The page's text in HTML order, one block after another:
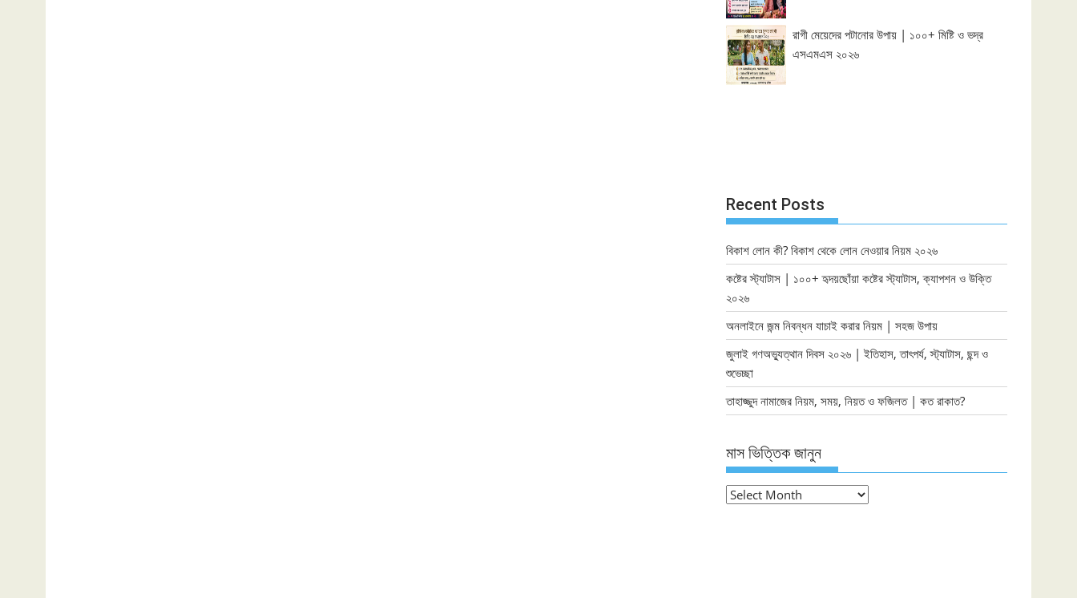
রাগী মেয়েদের পটানোর উপায় | ১০০+ মিষ্টি ও ভদ্র
এসএমএস ২০২৬
Recent Posts
বিকাশ লোন কী? বিকাশ থেকে লোন নেওয়ার নিয়ম ২০২৬
কষ্টের স্ট্যাটাস | ১০০+ হৃদয়ছোঁয়া কষ্টের স্ট্যাটাস, ক্যাপশন ও উক্তি
২০২৬
অনলাইনে জন্ম নিবন্ধন যাচাই করার নিয়ম | সহজ উপায়
জুলাই গণঅভ্যুত্থান দিবস ২০২৬ | ইতিহাস, তাৎপর্য, স্ট্যাটাস, ছন্দ ও
শুভেচ্ছা
তাহাজ্জুদ নামাজের নিয়ম, সময়, নিয়ত ও ফজিলত | কত রাকাত?
মাস ভিত্তিক জানুন
মাস